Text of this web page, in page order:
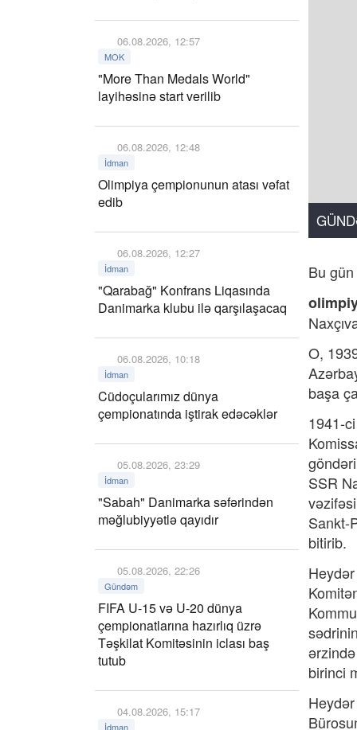
06.08.2026, 12:57
MOK
"More Than Medals World"
layihəsinə start verilib
06.08.2026, 12:48
İdman
Olimpiya çempionunun atası vəfat
edib
06.08.2026, 12:27
İdman
"Qarabağ" Konfrans Liqasında
Danimarka klubu ilə qarşılaşacaq
06.08.2026, 10:18
İdman
Cüdoçularımız dünya
çempionatında iştirak edəcəklər
05.08.2026, 23:29
İdman
"Sabah" Danimarka səfərindən
məğlubiyyətlə qayıdır
05.08.2026, 22:26
Gündəm
FIFA U-15 və U-20 dünya
çempionatlarına hazırlıq üzrə
Təşkilat Komitəsinin iclası baş
tutub
04.08.2026, 15:17
İdman
Bu
O,
başa
1941-
SSR
Sankt-
bitirib.
birinci